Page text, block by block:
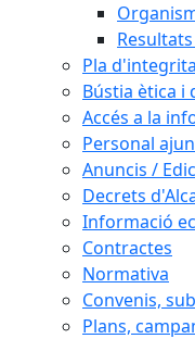
Pla
Bústia ètica i
Accés a la
Personal
Anuncis /
Decrets
Informació
Contractes
Normativa
Convenis,
Plans,